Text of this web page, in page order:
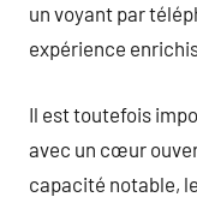
un voyant par
expérience
Il est toutefois
avec un cœur
capacité notable,